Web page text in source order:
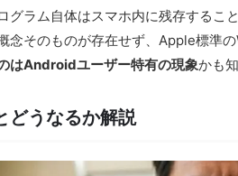
グラム自体はスマホ内に残存するこ
念そのものが存在せず、Apple標準
はAndroidユーザー特有の現象かも
どうなるか解説